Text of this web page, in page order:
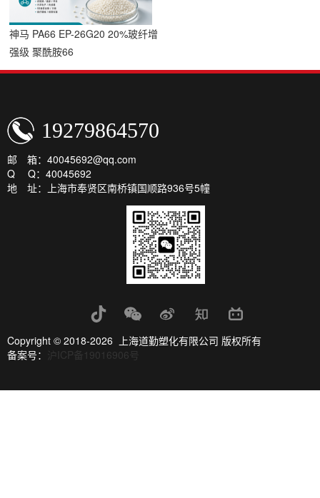
神马 PA66 EP-26G20 20%玻纤增
强级 聚酰胺66
19279864570
邮 箱：40045692@qq.com
Q Q：40045692
地 址：上海市奉贤区南桥镇国顺路936号5幢
Copyright © 2018-2026 上海道勤塑化有限公司 版权所有
备案号： 沪ICP备19016906号